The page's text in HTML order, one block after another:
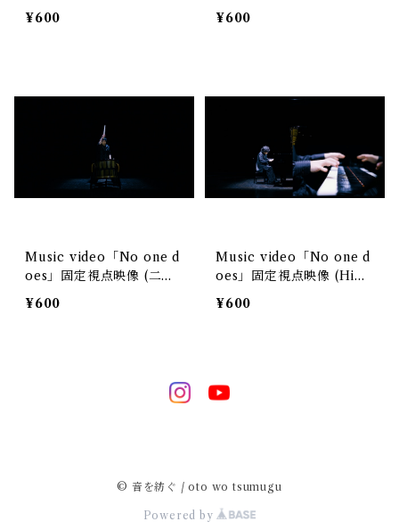
u)
¥600
e)
¥600
Music video「No one d
oes」固定視点映像 (二階
堂萌生)
¥600
Music video「No one d
oes」固定視点映像 (HiR
o)
¥600
© 音を紡ぐ / oto wo tsumugu
Powered by